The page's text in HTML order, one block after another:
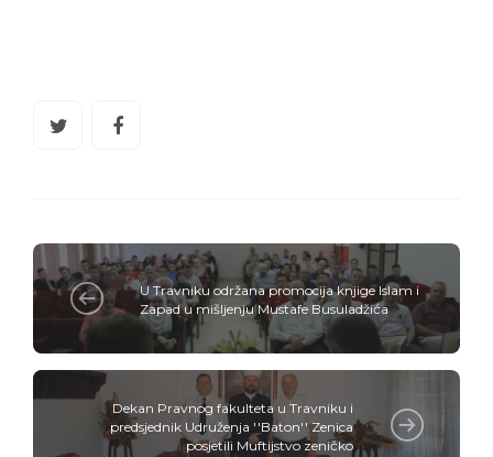
U Travniku održana promocija knjige Islam i
Zapad u mišljenju Mustafe Busuladžića
Dekan Pravnog fakulteta u Travniku i
predsjednik Udruženja ''Baton'' Zenica
posjetili Muftijstvo zeničko